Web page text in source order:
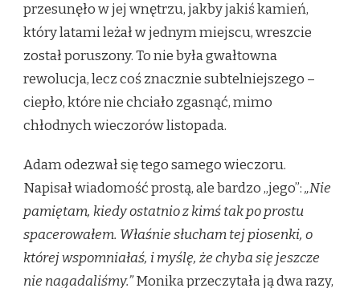
przesunęło w jej wnętrzu, jakby jakiś kamień,
który latami leżał w jednym miejscu, wreszcie
został poruszony. To nie była gwałtowna
rewolucja, lecz coś znacznie subtelniejszego –
ciepło, które nie chciało zgasnąć, mimo
chłodnych wieczorów listopada.
Adam odezwał się tego samego wieczoru.
Napisał wiadomość prostą, ale bardzo „jego”:„Nie
pamiętam, kiedy ostatnio z kimś tak po prostu
spacerowałem. Właśnie słucham tej piosenki, o
której wspomniałaś, i myślę, że chyba się jeszcze
nie nagadaliśmy.”Monika przeczytała ją dwa razy,